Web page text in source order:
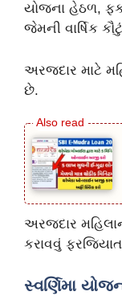
યોજના હેઠળ,
જેમની વાર્ષિક
અરજદાર માટે
છે.
અરજદાર
કરાવવું
સ્વર્ણિમા